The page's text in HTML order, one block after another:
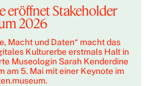
eröffnet Stakeholder
2026
Macht und Daten“ macht das
Kulturerbe erstmals Halt in
Museologin Sarah Kenderdine
am 5. Mai mit einer Keynote im